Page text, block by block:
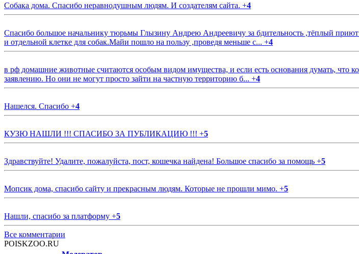
Собака дома. Спасибо неравнодушным людям. И создателям сайта. +4
Спасибо большое начальнику тюрьмы Глызину Андрею Андреевичу за бдительность ,тёплый
и отдельной клетке для собак.Майи пошло на пользу ,проведя меньше с... +4
в рф домашние животные считаются особым видом имущества, и если есть основания думать, что
заявлению. Но они не могут просто зайти на частную территорию б... +4
Нашелся. Спасибо +4
КУЗЮ НАШЛИ !!! СПАСИБО ЗА ПУБЛИКАЦИЮ !!! +5
Здравствуйте! Удалите, пожалуйста, пост, кошечка найдена! Большое спасибо за помощь +5
Мопсик дома, спасибо сайту и прекрасным людям. Которые не прошли мимо. +5
Нашли, спасибо за платформу +5
Все комментарии
POISKZOO.RU